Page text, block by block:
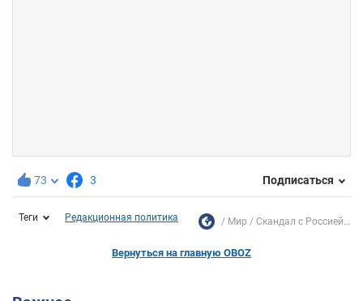
73 3 Подписаться
Теги Редакционная политика Мир Скандал с Россией...
Вернуться на главную OBOZ